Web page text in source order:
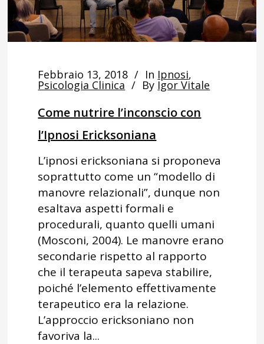
Febbraio 13, 2018 In Ipnosi,
Psicologia Clinica By Igor Vitale
Come nutrire l’inconscio con
l’Ipnosi Ericksoniana
L’ipnosi ericksoniana si proponeva
soprattutto come un “modello di
manovre relazionali”, dunque non
esaltava aspetti formali e
procedurali, quanto quelli umani
(Mosconi, 2004). Le manovre erano
secondarie rispetto al rapporto
che il terapeuta sapeva stabilire,
poiché l’elemento effettivamente
terapeutico era la relazione.
L’approccio ericksoniano non
favoriva la...